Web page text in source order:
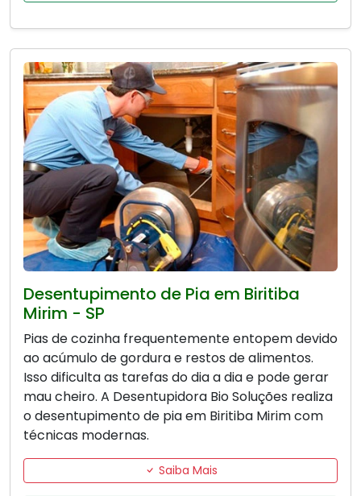
Desentupimento de Pia em Biritiba
Mirim - SP
Pias de cozinha frequentemente entopem devido
ao acúmulo de gordura e restos de alimentos.
Isso dificulta as tarefas do dia a dia e pode gerar
mau cheiro. A Desentupidora Bio Soluções realiza
o desentupimento de pia em Biritiba Mirim com
técnicas modernas.
Saiba Mais